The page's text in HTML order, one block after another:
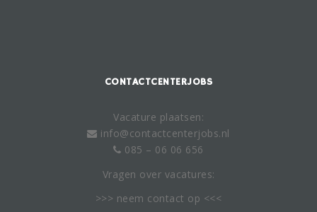
CONTACTCENTERJOBS
Vacature plaatsen:
info@contactcenterjobs.nl
085 – 06 06 656
Vragen over vacatures:
>>> neem contact op <<<